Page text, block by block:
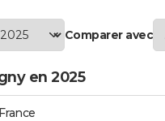
Comparer avec
en 2025